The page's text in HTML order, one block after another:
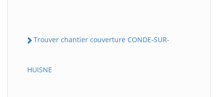
Trouver chantier couverture CONDE-SUR-
HUISNE